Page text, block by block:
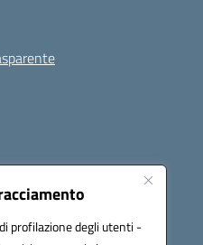
profilazione degli utenti -